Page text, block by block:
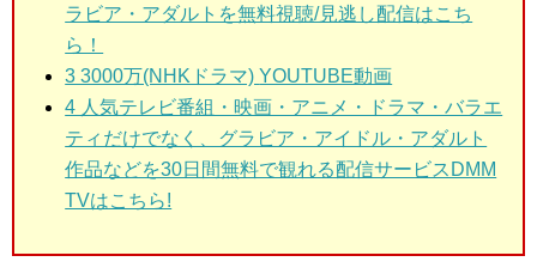
ラビア・アダルトを無料視聴/見逃し配信はこち
ら！
3 3000万(NHKドラマ)YOUTUBE動画
4 人気テレビ番組・映画・アニメ・ドラマ・バラエ
ティだけでなく、グラビア・アイドル・アダルト
作品などを30日間無料で観れる配信サービスDMM
TVはこちら!